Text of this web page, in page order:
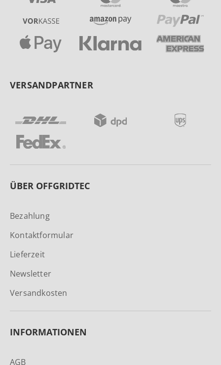
VERSANDPARTNER
ÜBER OFFGRIDTEC
Bezahlung
Kontaktformular
Lieferzeit
Newsletter
Versandkosten
INFORMATIONEN
AGB